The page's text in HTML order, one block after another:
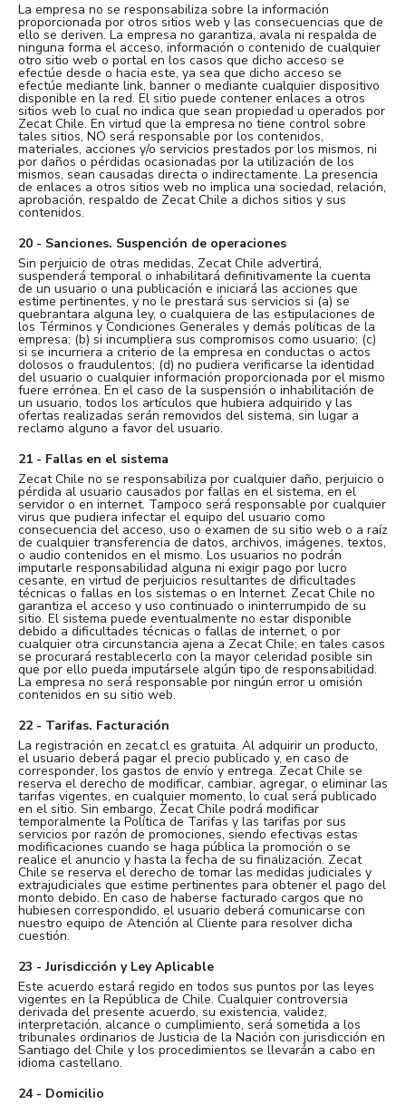
La empresa no se responsabiliza sobre la información
proporcionada por otros sitios web y las consecuencias que de
ello se deriven. La empresa no garantiza, avala ni respalda de
ninguna forma el acceso, información o contenido de cualquier
otro sitio web o portal en los casos que dicho acceso se
efectúe desde o hacia este, ya sea que dicho acceso se
efectúe mediante link, banner o mediante cualquier dispositivo
disponible en la red. El sitio puede contener enlaces a otros
sitios web lo cual no indica que sean propiedad u operados por
Zecat Chile. En virtud que la empresa no tiene control sobre
tales sitios, NO será responsable por los contenidos,
materiales, acciones y/o servicios prestados por los mismos, ni
por daños o pérdidas ocasionadas por la utilización de los
mismos, sean causadas directa o indirectamente. La presencia
de enlaces a otros sitios web no implica una sociedad, relación,
aprobación, respaldo de Zecat Chile a dichos sitios y sus
contenidos.
20 - Sanciones. Suspención de operaciones
Sin perjuicio de otras medidas, Zecat Chile advertirá,
suspenderá temporal o inhabilitará definitivamente la cuenta
de un usuario o una publicación e iniciará las acciones que
estime pertinentes, y no le prestará sus servicios si (a) se
quebrantara alguna ley, o cualquiera de las estipulaciones de
los Términos y Condiciones Generales y demás políticas de la
empresa; (b) si incumpliera sus compromisos como usuario; (c)
si se incurriera a criterio de la empresa en conductas o actos
dolosos o fraudulentos; (d) no pudiera verificarse la identidad
del usuario o cualquier información proporcionada por el mismo
fuere errónea. En el caso de la suspensión o inhabilitación de
un usuario, todos los artículos que hubiera adquirido y las
ofertas realizadas serán removidos del sistema, sin lugar a
reclamo alguno a favor del usuario.
21 - Fallas en el sistema
Zecat Chile no se responsabiliza por cualquier daño, perjuicio o
pérdida al usuario causados por fallas en el sistema, en el
servidor o en internet. Tampoco será responsable por cualquier
virus que pudiera infectar el equipo del usuario como
consecuencia del acceso, uso o examen de su sitio web o a raíz
de cualquier transferencia de datos, archivos, imágenes, textos,
o audio contenidos en el mismo. Los usuarios no podrán
imputarle responsabilidad alguna ni exigir pago por lucro
cesante, en virtud de perjuicios resultantes de dificultades
técnicas o fallas en los sistemas o en Internet. Zecat Chile no
garantiza el acceso y uso continuado o ininterrumpido de su
sitio. El sistema puede eventualmente no estar disponible
debido a dificultades técnicas o fallas de internet, o por
cualquier otra circunstancia ajena a Zecat Chile; en tales casos
se procurará restablecerlo con la mayor celeridad posible sin
que por ello pueda imputársele algún tipo de responsabilidad.
La empresa no será responsable por ningún error u omisión
contenidos en su sitio web.
22 - Tarifas. Facturación
La registración en zecat.cl es gratuita. Al adquirir un producto,
el usuario deberá pagar el precio publicado y, en caso de
corresponder, los gastos de envío y entrega. Zecat Chile se
reserva el derecho de modificar, cambiar, agregar, o eliminar las
tarifas vigentes, en cualquier momento, lo cual será publicado
en el sitio. Sin embargo, Zecat Chile podrá modificar
temporalmente la Política de Tarifas y las tarifas por sus
servicios por razón de promociones, siendo efectivas estas
modificaciones cuando se haga pública la promoción o se
realice el anuncio y hasta la fecha de su finalización. Zecat
Chile se reserva el derecho de tomar las medidas judiciales y
extrajudiciales que estime pertinentes para obtener el pago del
monto debido. En caso de haberse facturado cargos que no
hubiesen correspondido, el usuario deberá comunicarse con
nuestro equipo de Atención al Cliente para resolver dicha
cuestión.
23 - Jurisdicción y Ley Aplicable
Este acuerdo estará regido en todos sus puntos por las leyes
vigentes en la República de Chile. Cualquier controversia
derivada del presente acuerdo, su existencia, validez,
interpretación, alcance o cumplimiento, será sometida a los
tribunales ordinarios de Justicia de la Nación con jurisdicción en
Santiago del Chile y los procedimientos se llevarán a cabo en
idioma castellano.
24 - Domicilio